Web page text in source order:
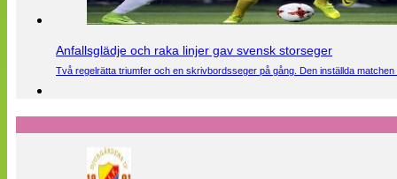
Anfallsglädje och raka linjer gav svensk storseger
Två regelrätta triumfer och en skrivbordsseger på gång. Den inställda